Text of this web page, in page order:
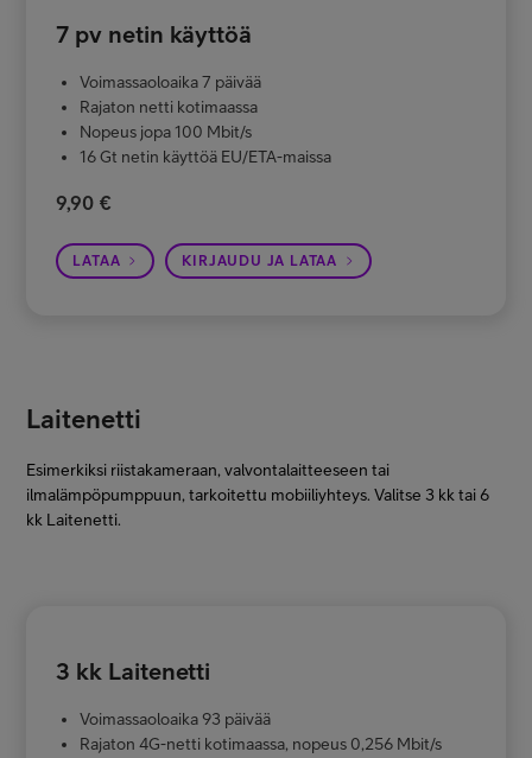
7 pv netin käyttöä
Voimassaoloaika 7 päivää
Rajaton netti kotimaassa
Nopeus jopa 100 Mbit/s
16 Gt netin käyttöä EU/ETA-maissa
9,90 €
LATAA KIRJAUDU JA LATAA
Laitenetti
Esimerkiksi riistakameraan, valvontalaitteeseen tai
ilmalämpöpumppuun, tarkoitettu mobiiliyhteys. Valitse 3 kk tai 6
kk Laitenetti.
3 kk Laitenetti
Voimassaoloaika 93 päivää
Rajaton 4G-netti kotimaassa, nopeus 0,256 Mbit/s